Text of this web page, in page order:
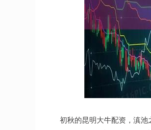
初秋的昆明大牛配资，滇池
深证成指